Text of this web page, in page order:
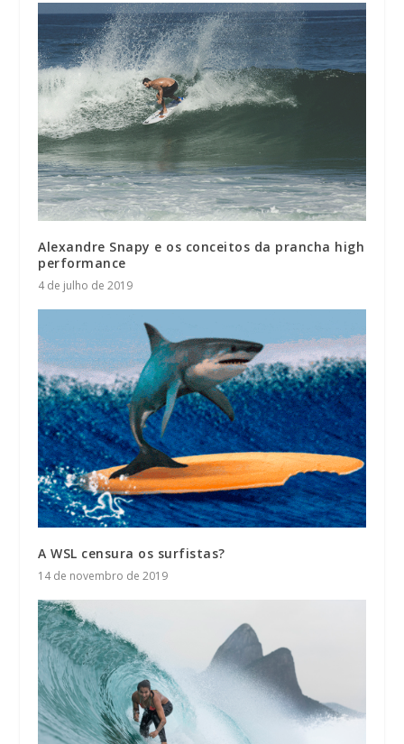
Alexandre Snapy e os conceitos da prancha high
performance
4 de julho de 2019
A WSL censura os surfistas?
14 de novembro de 2019